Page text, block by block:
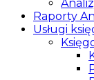
Raporty
Usługi